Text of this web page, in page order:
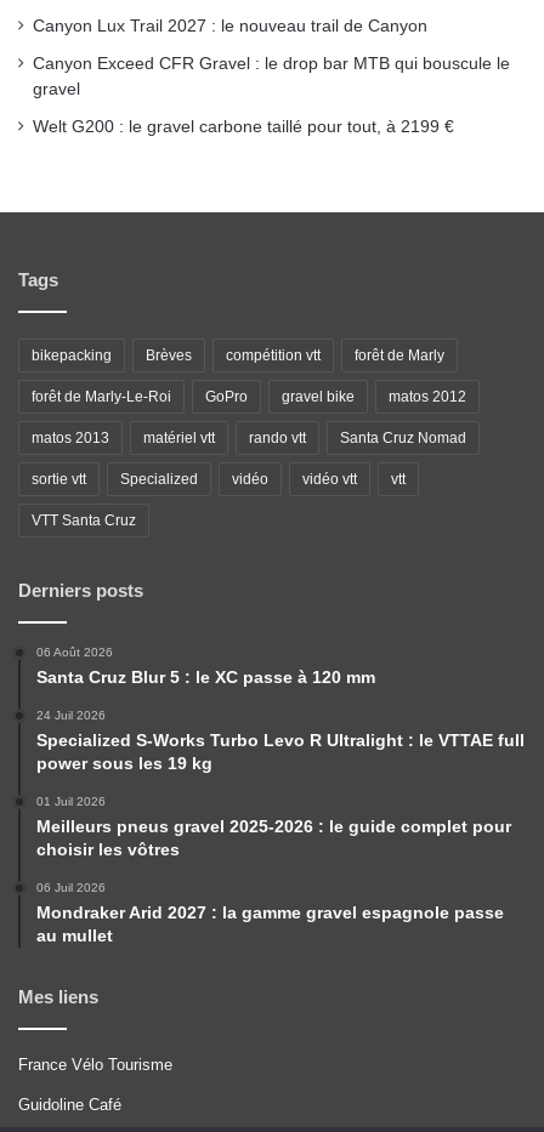
Canyon Lux Trail 2027 : le nouveau trail de Canyon
Canyon Exceed CFR Gravel : le drop bar MTB qui bouscule le
gravel
Welt G200 : le gravel carbone taillé pour tout, à 2199 €
Tags
bikepacking Brèves compétition vtt forêt de Marly
forêt de Marly-Le-Roi GoPro gravel bike matos 2012
matos 2013 matériel vtt rando vtt Santa Cruz Nomad
sortie vtt Specialized vidéo vidéo vtt vtt
VTT Santa Cruz
Derniers posts
06 Août 2026
Santa Cruz Blur 5 : le XC passe à 120 mm
24 Juil 2026
Specialized S-Works Turbo Levo R Ultralight : le VTTAE full
power sous les 19 kg
01 Juil 2026
Meilleurs pneus gravel 2025-2026 : le guide complet pour
choisir les vôtres
06 Juil 2026
Mondraker Arid 2027 : la gamme gravel espagnole passe
au mullet
Mes liens
France Vélo Tourisme
Guidoline Café